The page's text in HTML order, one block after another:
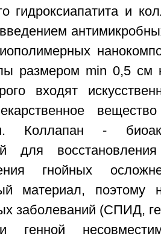
гидроксиапатита и
размером min 0,5 см
входят
Коллапан -
для
гнойных
материал, поэтому
заболеваний (СПИД,
генной